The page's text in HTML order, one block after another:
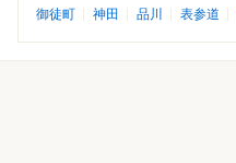
御徒町
神田 品川 表参道